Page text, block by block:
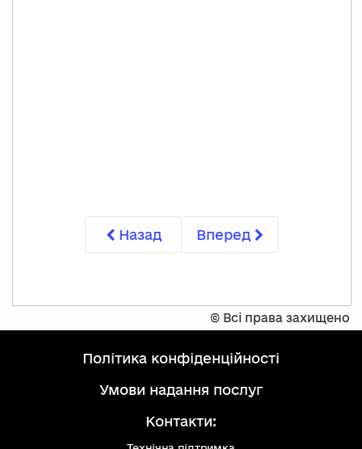
Назад Вперед
© Всі права захищено
політика конфіденційності
умови надання послуг
Контакти: